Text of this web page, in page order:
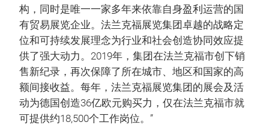
构，同时是唯一一家多年来依靠自身盈利运营的国
有贸易展览企业。法兰克福展览集团卓越的战略定
位和可持续发展理念为行业和社会创造协同效应提
供了强大动力。2019年，集团在法兰克福市创下销
售新纪录，再次保障了所在城市、地区和国家的高
额间接收益。每年，法兰克福展览集团的展会及活
动为德国创造36亿欧元购买力，仅在法兰克福市就
可提供约18,500个工作岗位。”